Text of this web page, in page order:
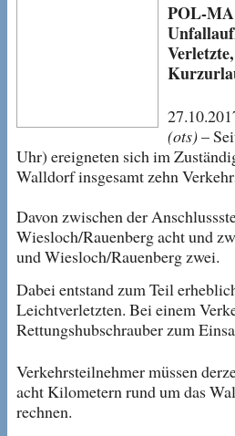
POL-
(ots)–
Uhr) ereigneten sich im
Walldorf insgesamt zehn
Davon zwischen der
Wiesloch/Rauenberg acht und
und Wiesloch/Rauenberg zwei.
Dabei entstand zum Teil
Leichtverletzten. Bei einem
Rettungshubschrauber zum
Verkehrsteilnehmer müssen
acht Kilometern rund um das
rechnen.